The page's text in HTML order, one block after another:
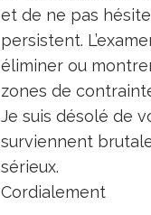
et de ne pas
persistent.
éliminer ou
zones de
Je suis désolé de
surviennent
sérieux.
Cordialement